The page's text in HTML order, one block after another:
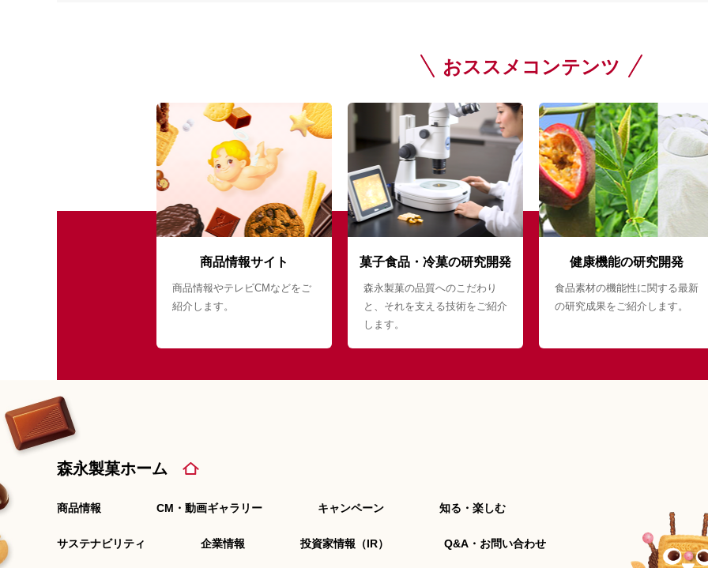
おススメコンテンツ
商品情報サイト
商品情報やテレビCMなどをご
紹介します。
菓子食品・冷菓の研究開発
森永製菓の品質へのこだわり
と、それを支える技術をご紹介
します。
健康機能の研究開発
食品素材の機能性に関する最新
の研究成果をご紹介します。
森永製菓ホーム
商品情報 CM・動画ギャラリー キャンペーン 知る・楽しむ
サステナビリティ 企業情報 投資家情報（IR） Q&A・お問い合わせ